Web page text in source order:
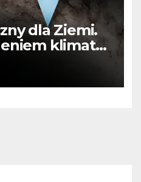
dla Ziemi.
klimatu